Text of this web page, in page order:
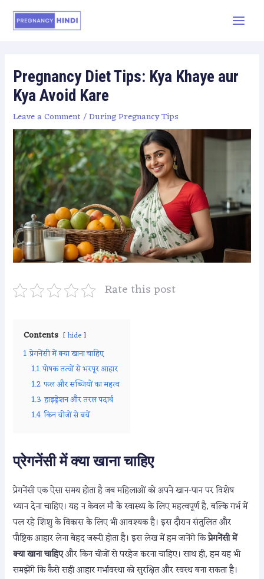
Pregnancy Diet Tips: Kya Khaye aur
Kya Avoid Kare
Leave a Comment /During Pregnancy Tips
Rate this post
Contents hide
1 प्रेगनेंसी में क्या खाना चाहिए
1.1 पोषक तत्वों से भरपूर आहार
1.2 फल और सब्जियों का महत्व
1.3 हाइड्रेशन और तरल पदार्थ
1.4 किन चीजों से बचें
प्रेगनेंसी में क्या खाना चाहिए
प्रेगनेंसी एक ऐसा समय होता है जब महिलाओं को अपने खान-पान पर विशेष
ध्यान देना चाहिए। यह न केवल माँ के स्वास्थ्य के लिए महत्वपूर्ण है, बल्कि गर्भ में
पल रहे शिशु के विकास के लिए भी आवश्यक है। इस दौरान संतुलित और
पौष्टिक आहार लेना बेहद जरूरी होता है। इस लेख में हम जानेंगे किप्रेगनेंसी में
क्या खाना चाहिएऔर किन चीजों से परहेज करना चाहिए। साथ ही, हम यह भी
समझेंगे कि कैसे सही आहार गर्भावस्था को सुरक्षित और स्वस्थ बना सकता है।